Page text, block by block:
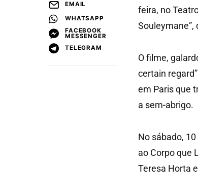
EMAIL
WHATSAPP
FACEBOOK
MESSENGER
TELEGRAM
feira, no
Souleymane”,
O filme,
certain
em Paris que
a sem-abrigo.
No sábado,
ao Corpo que
Teresa Horta